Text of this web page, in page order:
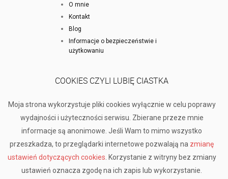
O mnie
Kontakt
Blog
Informacje o bezpieczeństwie i
użytkowaniu
COOKIES CZYLI LUBIĘ CIASTKA
Moja strona wykorzystuje pliki cookies wyłącznie w celu poprawy
wydajności i użyteczności serwisu. Zbierane przeze mnie
informacje są anonimowe. Jeśli Wam to mimo wszystko
przeszkadza, to przeglądarki internetowe pozwalają na zmianę
ustawień dotyczących cookies . Korzystanie z witryny bez zmiany
ustawień oznacza zgodę na ich zapis lub wykorzystanie.